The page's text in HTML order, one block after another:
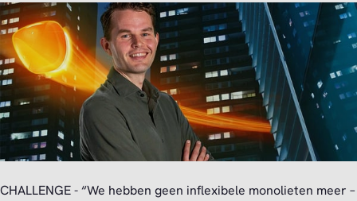
CHALLENGE - “We hebben geen inflexibele monolieten meer –